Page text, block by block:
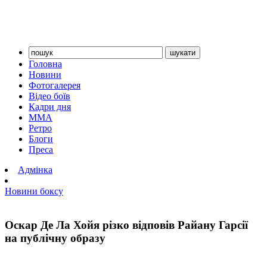
Головна
Новини
Фотогалерея
Відео боїв
Кадри дня
ММА
Ретро
Блоги
Преса
Адмінка
Новини боксу
Оскар Де Ла Хойя різко відповів Райану Гарсії
на публічну образу